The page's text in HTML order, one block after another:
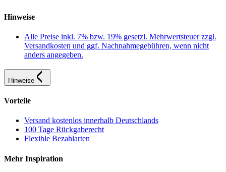
Hinweise
Alle Preise inkl. 7% bzw. 19% gesetzl. Mehrwertsteuer zzgl.
Versandkosten und ggf. Nachnahmegebühren, wenn nicht
anders angegeben.
Hinweise
Vorteile
Versand kostenlos innerhalb Deutschlands
100 Tage Rückgaberecht
Flexible Bezahlarten
Mehr Inspiration